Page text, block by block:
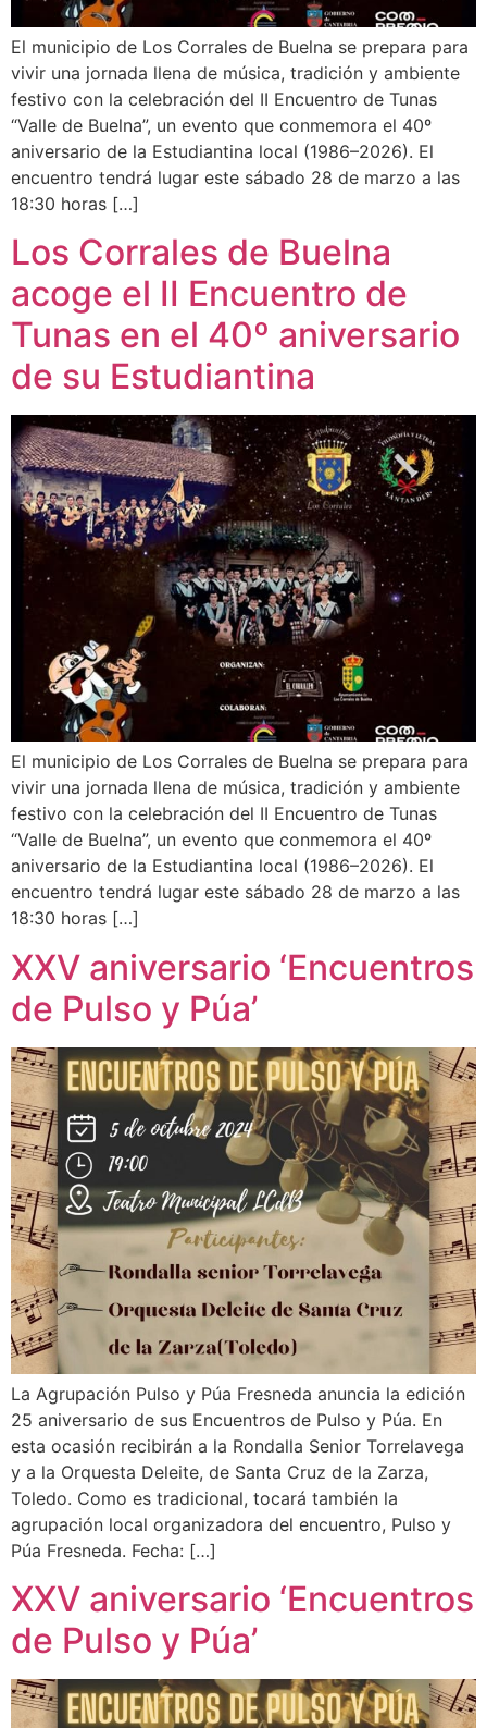
El municipio de Los Corrales de Buelna se prepara para
vivir una jornada llena de música, tradición y ambiente
festivo con la celebración del II Encuentro de Tunas
“Valle de Buelna”, un evento que conmemora el 40º
aniversario de la Estudiantina local (1986–2026). El
encuentro tendrá lugar este sábado 28 de marzo a las
18:30 horas […]
Los Corrales de Buelna
acoge el II Encuentro de
Tunas en el 40º aniversario
de su Estudiantina
El municipio de Los Corrales de Buelna se prepara para
vivir una jornada llena de música, tradición y ambiente
festivo con la celebración del II Encuentro de Tunas
“Valle de Buelna”, un evento que conmemora el 40º
aniversario de la Estudiantina local (1986–2026). El
encuentro tendrá lugar este sábado 28 de marzo a las
18:30 horas […]
XXV aniversario ‘Encuentros
de Pulso y Púa’
La Agrupación Pulso y Púa Fresneda anuncia la edición
25 aniversario de sus Encuentros de Pulso y Púa. En
esta ocasión recibirán a la Rondalla Senior Torrelavega
y a la Orquesta Deleite, de Santa Cruz de la Zarza,
Toledo. Como es tradicional, tocará también la
agrupación local organizadora del encuentro, Pulso y
Púa Fresneda. Fecha: […]
XXV aniversario ‘Encuentros
de Pulso y Púa’